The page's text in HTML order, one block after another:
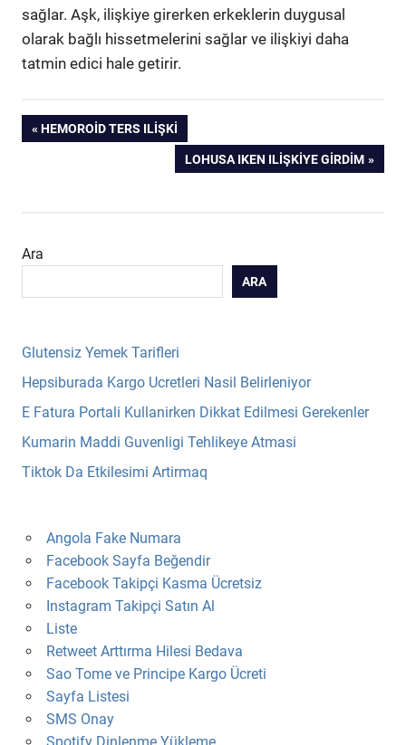
sağlar. Aşk, ilişkiye girerken erkeklerin duygusal
olarak bağlı hissetmelerini sağlar ve ilişkiyi daha
tatmin edici hale getirir.
Yazı
PREVIOUS
HEMOROID TERS ILIŞKI
NEXT
POST:
LOHUSA IKEN ILIŞKIYE GIRDIM
Ara
ARA
Glutensiz Yemek Tarifleri
Hepsiburada Kargo Ucretleri Nasil Belirleniyor
E Fatura Portali Kullanirken Dikkat Edilmesi Gerekenler
Kumarin Maddi Guvenligi Tehlikeye Atmasi
Tiktok Da Etkilesimi Artirmaq
Angola Fake Numara
Facebook Sayfa Beğendir
Facebook Takipçi Kasma Ücretsiz
Instagram Takipçi Satın Al
Liste
Retweet Arttırma Hilesi Bedava
Sao Tome ve Principe Kargo Ücreti
Sayfa Listesi
SMS Onay